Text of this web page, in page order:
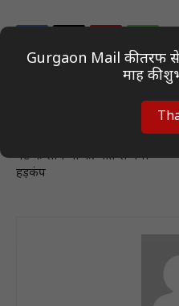
बेटे के साथ मां की मौत से मचा
हड़कंप
Gurgaon Mail की तरफ
माह की